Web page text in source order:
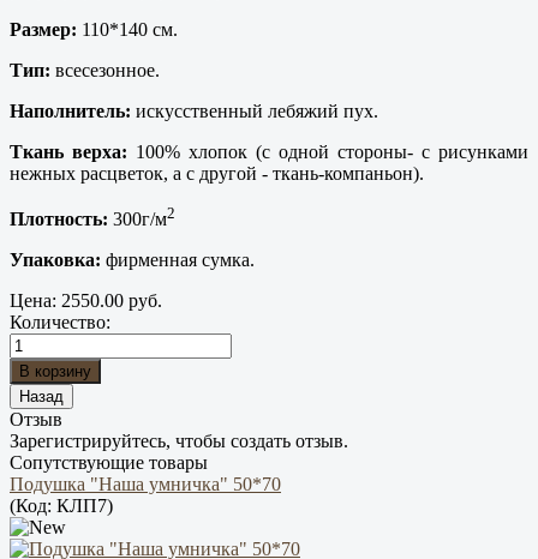
Размер: 110*140 см.
Тип: всесезонное.
Наполнитель: искусственный лебяжий пух.
Ткань верха: 100% хлопок (с одной стороны- с рисунками
нежных расцветок, а с другой - ткань-компаньон).
Плотность: 300г/м2
Упаковка: фирменная сумка.
Цена: 2550.00 руб.
Количество:
Отзыв
Зарегистрируйтесь, чтобы создать отзыв.
Сопутствующие товары
Подушка "Наша умничка" 50*70
(Код: КЛП7)